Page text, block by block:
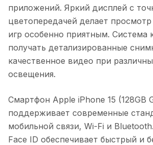
приложений. Яркий дисплей с
цветопередачей делает
игр особенно приятным. Система
получать детализированные
качественное видео при
освещения.
Смартфон Apple iPhone 15 (128GB
поддерживает современные
мобильной связи, Wi-Fi и
Face ID обеспечивает быстрый и